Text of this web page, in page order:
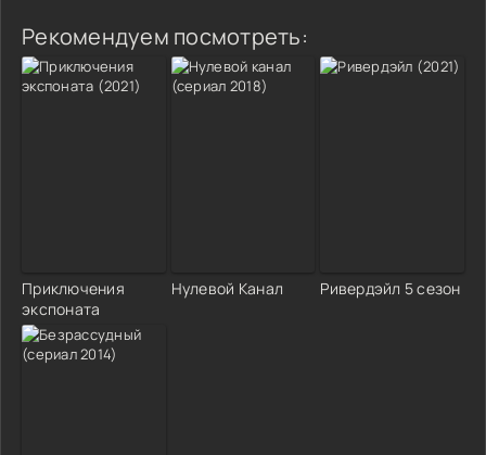
Рекомендуем посмотреть:
Приключения
экспоната
Нулевой Канал Ривердэйл 5 сезон